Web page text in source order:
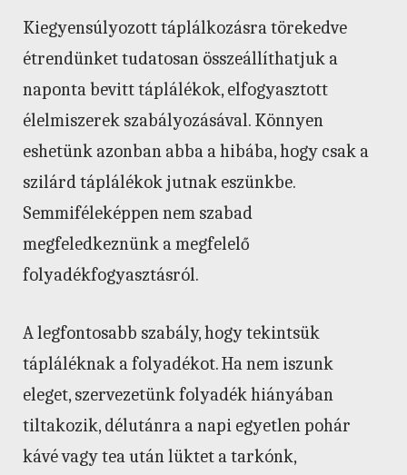
Kiegyensúlyozott táplálkozásra törekedve
étrendünket tudatosan összeállíthatjuk a
naponta bevitt táplálékok, elfogyasztott
élelmiszerek szabályozásával. Könnyen
eshetünk azonban abba a hibába, hogy csak a
szilárd táplálékok jutnak eszünkbe.
Semmiféleképpen nem szabad
megfeledkeznünk a megfelelő
folyadékfogyasztásról.
A legfontosabb szabály, hogy tekintsük
tápláléknak a folyadékot. Ha nem iszunk
eleget, szervezetünk folyadék hiányában
tiltakozik, délutánra a napi egyetlen pohár
kávé vagy tea után lüktet a tarkónk,